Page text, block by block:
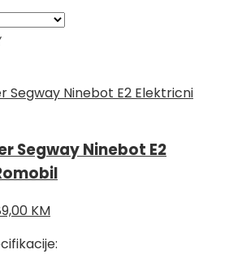
Segway Ninebot E2
KMTrenutna